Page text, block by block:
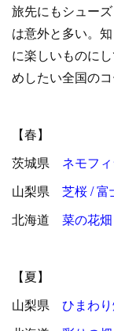
旅先にもシュー
は意外と多い。
に楽しいものに
めしたい全国のコ
【春】
茨城県 ネモフ
山梨県 芝桜 / 富
北海道 菜の花
【夏】
山梨県 ひまわ